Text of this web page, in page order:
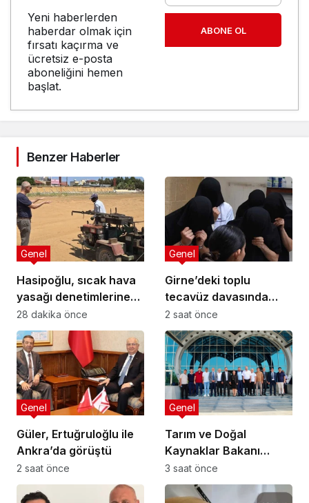
Yeni haberlerden
haberdar olmak için
fırsatı kaçırma ve
ücretsiz e-posta
aboneliğini hemen
başlat.
ABONE OL
Benzer Haberler
Hasipoğlu, sıcak hava
yasağı denetimlerine
sahada katıldı
Genel
28 dakika önce
Girne’deki toplu
tecavüz davasında
karar: 5 sanığa toplam
55 yıl hapis
Genel
2 saat önce
Güler, Ertuğruloğlu ile
Ankra’da görüştü
Genel
2 saat önce
Tarım ve Doğal
Kaynaklar Bakanı
Çavuş “Büyük Harup
Çalıştayı”na katıldı
Genel
3 saat önce